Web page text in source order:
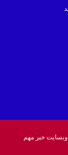
وبسایت خبر مهم